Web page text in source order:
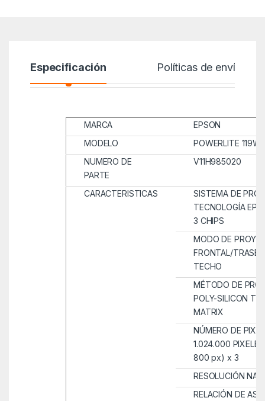
Especificación Políticas de envío
MARCA
EPSON
MODELO
POWERLITE 119W
NUMERO DE
PARTE
V11H985020
CARACTERISTICAS
SISTEMA DE
TECNOLOGÍA
3 CHIPS
MODO DE
FRONTAL/
TECHO
MÉTODO DE
POLY-SILICON
MATRIX
NÚMERO DE
1.024.000
800 px) x 3
RESOLUCIÓN
RELACIÓN DE